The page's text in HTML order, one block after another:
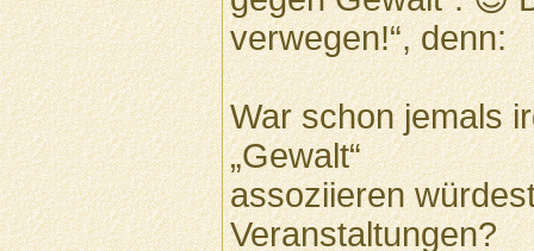
verwegen!“, denn:
War schon jemals
„Gewalt“
assoziieren
Veranstaltungen?